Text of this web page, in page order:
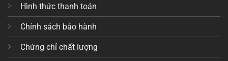
Hình thức thanh toán
Chính sách bảo hành
Chứng chỉ chất lượng